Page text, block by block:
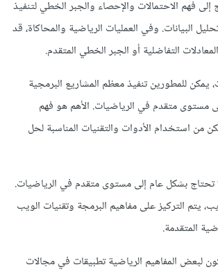
فهم الاحتمالات والإحصاء والجبر الخطي لتنفيذ
البيانات. وفي العمليات الرياضية والمحاكاة، قد
التفاضلية أو الجبر الخطي المتقدم.
يمكن للمطورين تنفيذ معظم المشاريع البرمجية
مستوى متقدم في الرياضيات. الأهم هو فهم
من استخدام الأدوات والتقنيات المناسبة لحل
تحتاج بشكل عام إلى مستوى متقدم في الرياضيات.
يتم التركيز على مفاهيم البرمجة وتقنيات الويب
المتقدمة.
لبعض المفاهيم الرياضية تطبيقات في مجالات